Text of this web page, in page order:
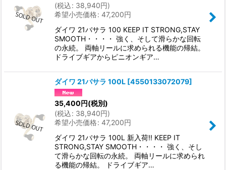
絞り込む
(税込: 38,940円)
希望小売価格: 47,200円
ダイワ 21バサラ 100 KEEP IT STRONG,STAY
SMOOTH・・・・ 強く、そして滑らかな回転
の永続。 両軸リールに求められる機能の帰結。
ドライブギアからピニオンギア…
ダイワ 21バサラ 100L [4550133072079]
35,400円(税別)
(税込: 38,940円)
希望小売価格: 47,200円
ダイワ 21バサラ 100L 新入荷!! KEEP IT
STRONG,STAY SMOOTH・・・・ 強く、そし
て滑らかな回転の永続。 両軸リールに求められ
る機能の帰結。 ドライブギア…